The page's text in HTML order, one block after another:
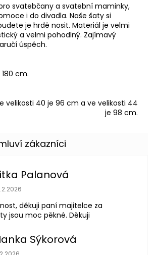
svatebčany a svatební maminky,
i do divadla. Naše šaty si
je hrdě nosit. Materiál je velmi
a velmi pohodlný. Zajímavý
úspěch.
cm.
velikosti 40 je 96 cm a ve velikosti 44
je 98 cm.
Palanová
obchodu je 5 z 5 hvězdiček.
děkuji paní majitelce za
jsou moc pěkné. Děkuji
Sýkorová
obchodu je 5 z 5 hvězdiček.